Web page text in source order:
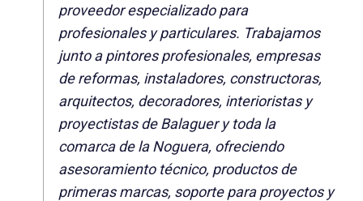
proveedor especializado para
profesionales y particulares. Trabajamos
junto a pintores profesionales, empresas
de reformas, instaladores, constructoras,
arquitectos, decoradores, interioristas y
proyectistas de Balaguer y toda la
comarca de la Noguera, ofreciendo
asesoramiento técnico, productos de
primeras marcas, soporte para proyectos y